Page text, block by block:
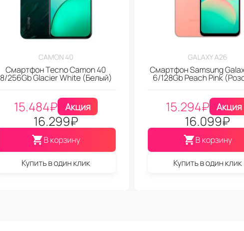
CAMON 40
Смартфон Tecno Camon 40
8/256Gb Glacier White (Белый)
15.484₽ Акция
16.299₽
В корзину
Купить в один клик
GALAXY A26
Смартфон Samsung
6/128Gb Peach Pink
15.294₽ Акция
16.099₽
В корзину
Купить в один клик